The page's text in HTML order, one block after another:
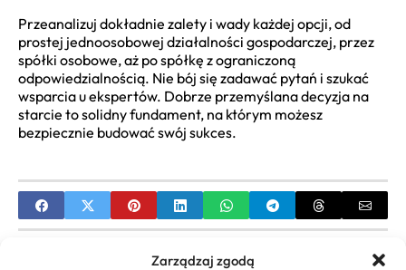
Zarządzaj zgodą
Przeanalizuj dokładnie zalety i wady każdej opcji, od
prostej jednoosobowej działalności gospodarczej, przez
spółki osobowe, aż po spółkę z ograniczoną
odpowiedzialnością. Nie bój się zadawać pytań i szukać
wsparcia u ekspertów. Dobrze przemyślana decyzja na
starcie to solidny fundament, na którym możesz
bezpiecznie budować swój sukces.